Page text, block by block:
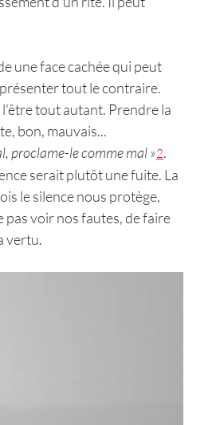
une face cachée qui peut
tout le contraire.
l'être tout autant. Prendre la
bon, mauvais...
proclame-le comme mal »2.
serait plutôt une fuite. La
le silence nous protège,
pas voir nos fautes, de faire
vertu.